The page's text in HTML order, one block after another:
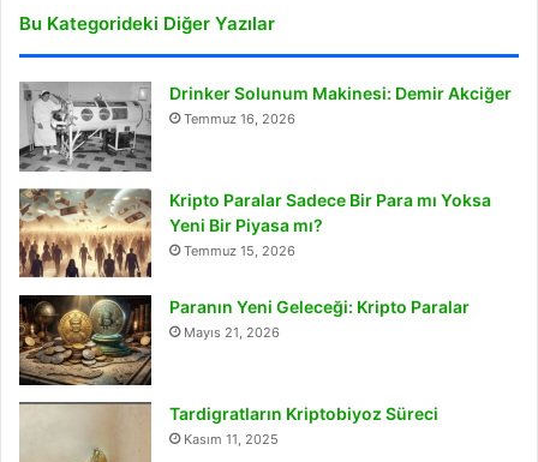
Bu Kategorideki Diğer Yazılar
Drinker Solunum Makinesi: Demir Akciğer
Temmuz 16, 2026
Kripto Paralar Sadece Bir Para mı Yoksa
Yeni Bir Piyasa mı?
Temmuz 15, 2026
Paranın Yeni Geleceği: Kripto Paralar
Mayıs 21, 2026
Tardigratların Kriptobiyoz Süreci
Kasım 11, 2025